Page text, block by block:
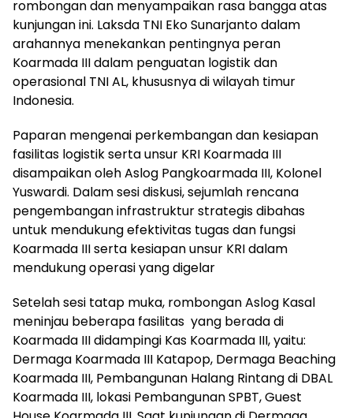
rombongan dan menyampaikan rasa bangga atas
kunjungan ini. Laksda TNI Eko Sunarjanto dalam
arahannya menekankan pentingnya peran
Koarmada III dalam penguatan logistik dan
operasional TNI AL, khususnya di wilayah timur
Indonesia.
Paparan mengenai perkembangan dan kesiapan
fasilitas logistik serta unsur KRI Koarmada III
disampaikan oleh Aslog Pangkoarmada III, Kolonel
Yuswardi. Dalam sesi diskusi, sejumlah rencana
pengembangan infrastruktur strategis dibahas
untuk mendukung efektivitas tugas dan fungsi
Koarmada III serta kesiapan unsur KRI dalam
mendukung operasi yang digelar
Setelah sesi tatap muka, rombongan Aslog Kasal
meninjau beberapa fasilitas yang berada di
Koarmada III didampingi Kas Koarmada III, yaitu:
Dermaga Koarmada III Katapop, Dermaga Beaching
Koarmada III, Pembangunan Halang Rintang di DBAL
Koarmada III, lokasi Pembangunan SPBT, Guest